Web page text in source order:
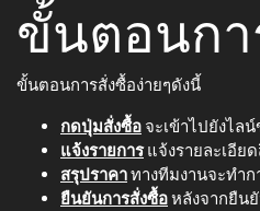
ขั้นตอนกา
ขั้นตอนการสั่งซื้อง่ายๆดังนี้
กดปุ่มสั่งซื้อ จะเข้าไปยังไลน์
แจ้งรายการแจ้งรายละเอีย
สรุปราคาทางทีมงานจะทำ
ยืนยันการสั่งซื้อหลังจากยืน